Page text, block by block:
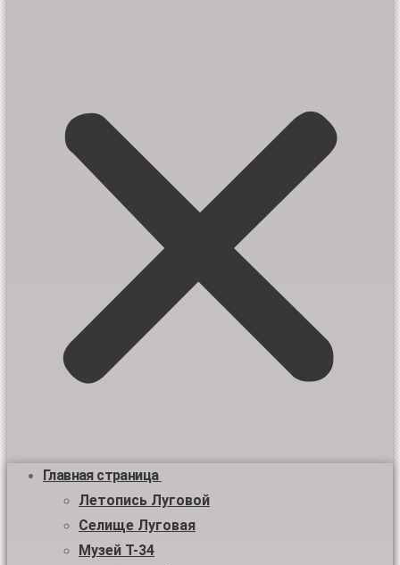
Главная страница
Летопись Луговой
Селище Луговая
Музей Т-34